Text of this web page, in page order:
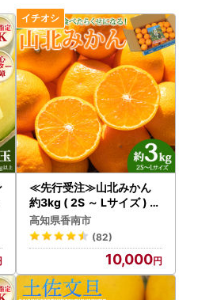
にご自身で設定した暗証番号2種
し、完了ボタンを押して完了！
号（数字4桁）と、
英大文字・数字6～16桁）で
回数連続して入力を間違えた場
にお問い合わせください。
の送付は「不要」です。
、オンラインによる変更届の申
更届が必要です。
すようお願い申し上げます。
≪先行受注≫山北みかん
約3kg ( 2S ～ Lサイズ ) ｜
みかん 甘い ku-0052
高知県香南市
(82)
10,000